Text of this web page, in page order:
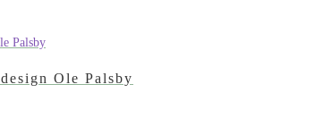
Ole Palsby